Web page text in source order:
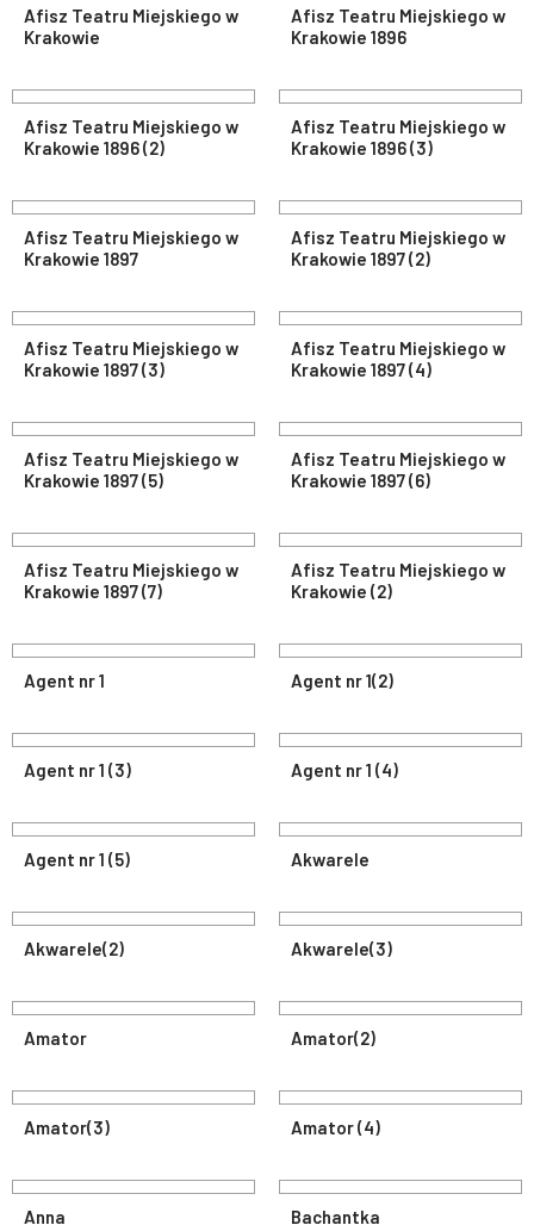
Afisz Teatru Miejskiego w
Krakowie
Afisz Teatru Miejskiego w
Krakowie 1896
Afisz Teatru Miejskiego w
Krakowie 1896 (2)
Afisz Teatru Miejskiego w
Krakowie 1896 (3)
Afisz Teatru Miejskiego w
Krakowie 1897
Afisz Teatru Miejskiego w
Krakowie 1897 (2)
Afisz Teatru Miejskiego w
Krakowie 1897 (3)
Afisz Teatru Miejskiego w
Krakowie 1897 (4)
Afisz Teatru Miejskiego w
Krakowie 1897 (5)
Afisz Teatru Miejskiego w
Krakowie 1897 (6)
Afisz Teatru Miejskiego w
Krakowie 1897 (7)
Afisz Teatru Miejskiego w
Krakowie (2)
Agent nr 1 Agent nr 1(2)
Agent nr 1 (3) Agent nr 1 (4)
Agent nr 1 (5) Akwarele
Akwarele(2) Akwarele(3)
Amator Amator(2)
Amator(3) Amator (4)
Anna Bachantka